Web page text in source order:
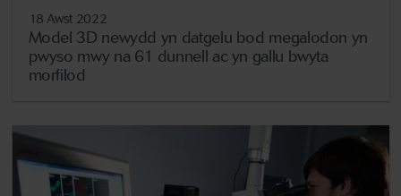
18 Awst 2022
Model 3D newydd yn datgelu bod megalodon yn
pwyso mwy na 61 dunnell ac yn gallu bwyta
morfilod